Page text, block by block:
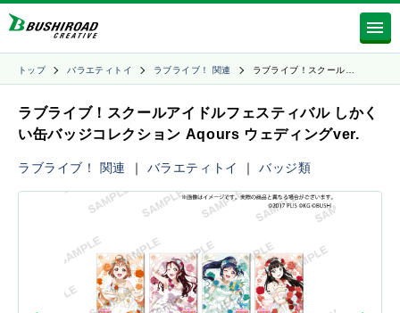
トップ バラエティトイ ラブライブ！ 関連 ラブライブ！スクール…
ラブライブ！スクールアイドルフェスティバル しかく
い缶バッジコレクション Aqours ウェディングver.
ラブライブ！ 関連 ｜ バラエティトイ ｜バッジ類